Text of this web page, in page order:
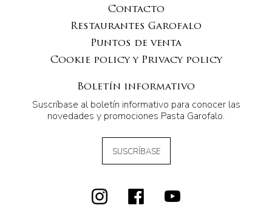
Contacto
Restaurantes Garofalo
Puntos de venta
Cookie policy y Privacy policy
Boletín informativo
Suscríbase al boletín informativo para conocer las
novedades y promociones Pasta Garofalo.
SUSCRÍBASE